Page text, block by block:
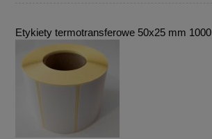
Etykiety termotransferowe 50x25 mm